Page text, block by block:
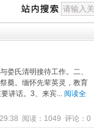
娄氏清明接待工作。二、
奠。缅怀先辈英灵，教育
讲话。3、来宾... 阅读全
阅读：1049 评论：0